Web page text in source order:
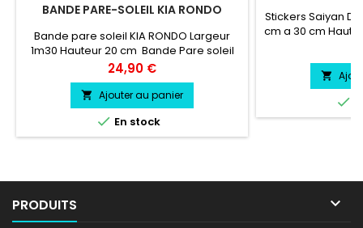
BANDE PARE-SOLEIL KIA RONDO
Bande pare soleil KIA RONDO Largeur
1m30 Hauteur 20 cm Bande Pare soleil
couleur au choix Logo KIA RONDO
couleur au choix
Prix
24,90 €
 Ajouter au panier
 En stock
Stickers Saiyan
cm a 30 cm
l'eau,


PRODUITS 